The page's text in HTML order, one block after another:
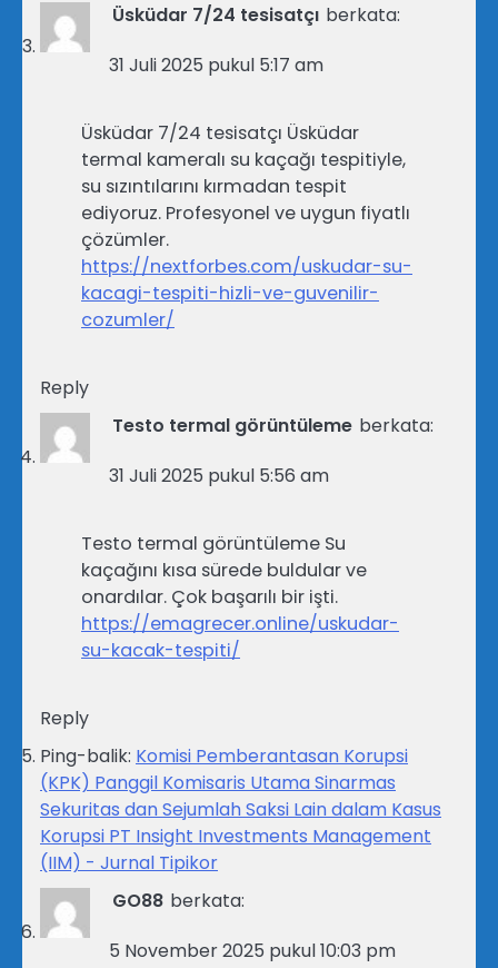
Üsküdar 7/24 tesisatçı berkata:
31 Juli 2025 pukul 5:17 am
Üsküdar 7/24 tesisatçı Üsküdar
termal kameralı su kaçağı tespitiyle,
su sızıntılarını kırmadan tespit
ediyoruz. Profesyonel ve uygun fiyatlı
çözümler.
https://nextforbes.com/uskudar-su-
kacagi-tespiti-hizli-ve-guvenilir-
cozumler/
Reply
Testo termal görüntüleme berkata:
31 Juli 2025 pukul 5:56 am
Testo termal görüntüleme Su
kaçağını kısa sürede buldular ve
onardılar. Çok başarılı bir işti.
https://emagrecer.online/uskudar-
su-kacak-tespiti/
Reply
Ping-balik: Komisi Pemberantasan Korupsi
(KPK) Panggil Komisaris Utama Sinarmas
Sekuritas dan Sejumlah Saksi Lain dalam Kasus
Korupsi PT Insight Investments Management
(IIM) - Jurnal Tipikor
GO88 berkata:
5 November 2025 pukul 10:03 pm